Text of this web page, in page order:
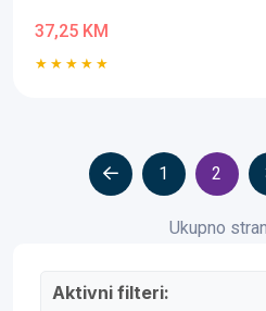
Aktivni filteri:
37,25 KM
1 2
Ukupno